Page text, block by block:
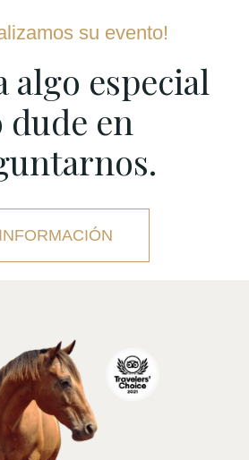
su evento!
algo especial
dude en